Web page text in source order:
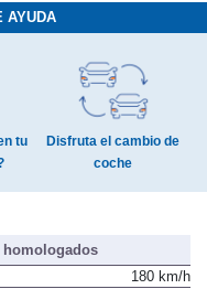
AYUDA
tu
Disfruta el cambio de
coche
homologados
180 km/h